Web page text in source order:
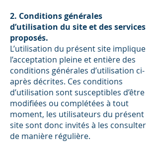
2. Conditions générales
d’utilisation du site et des services
proposés.
L’utilisation du présent site implique
l’acceptation pleine et entière des
conditions générales d’utilisation ci-
après décrites. Ces conditions
d’utilisation sont susceptibles d’être
modifiées ou complétées à tout
moment, les utilisateurs du présent
site sont donc invités à les consulter
de manière régulière.